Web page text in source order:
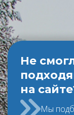
Не
на
Мы